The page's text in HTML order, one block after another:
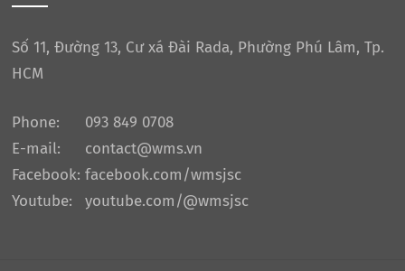
Số 11, Đường 13, Cư xá Đài Rada, Phường Phú Lâm, Tp.
HCM
Phone:
093 849 0708
E-mail:
contact@wms.vn
Facebook: facebook.com/wmsjsc
Youtube:
youtube.com/@wmsjsc